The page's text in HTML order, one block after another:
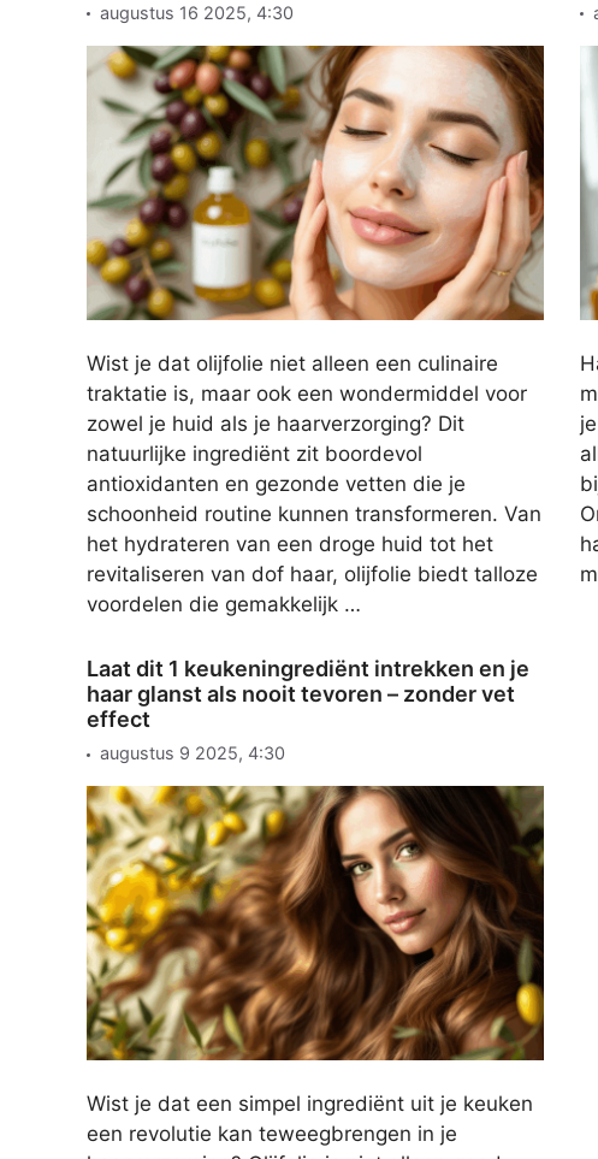
augustus 16 2025, 4:30
Wist je dat olijfolie niet alleen een culinaire
traktatie is, maar ook een wondermiddel voor
zowel je huid als je haarverzorging? Dit
natuurlijke ingrediënt zit boordevol
antioxidanten en gezonde vetten die je
schoonheid routine kunnen transformeren. Van
het hydrateren van een droge huid tot het
revitaliseren van dof haar, olijfolie biedt talloze
voordelen die gemakkelijk …
Laat dit 1 keukeningrediënt intrekken en je
haar glanst als nooit tevoren – zonder vet
effect
augustus 9 2025, 4:30
Wist je dat een simpel ingrediënt uit je keuken
een revolutie kan teweegbrengen in je